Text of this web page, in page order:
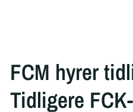
FCM hyrer
Tidligere